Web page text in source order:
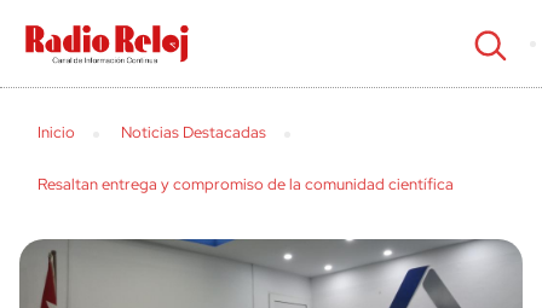
cerrar
Inicio Noticias Destacadas
Resaltan entrega y compromiso de la comunidad científica